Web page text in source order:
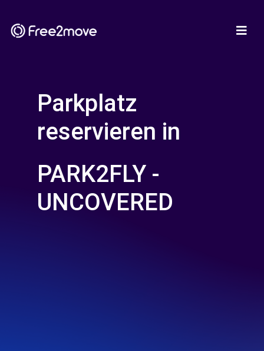
Parkplatz
reservieren in
PARK2FLY -
UNCOVERED